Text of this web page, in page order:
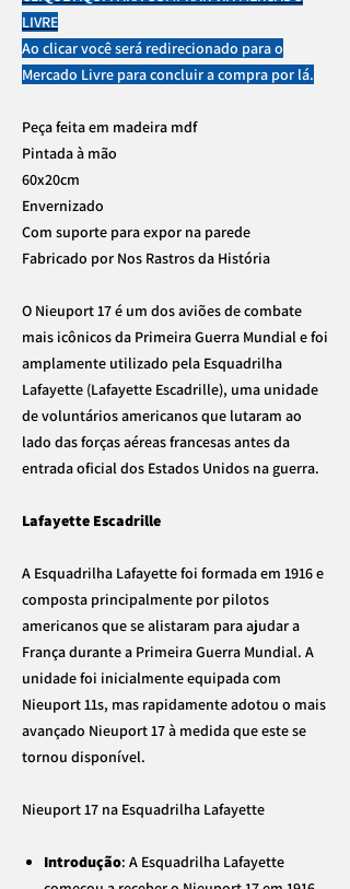
LIVRE
Ao clicar você será redirecionado para o
Mercado Livre para concluir a compra por lá.
Peça feita em madeira mdf
Pintada à mão
60x20cm
Envernizado
Com suporte para expor na parede
Fabricado por Nos Rastros da História
O Nieuport 17 é um dos aviões de combate
mais icônicos da Primeira Guerra Mundial e foi
amplamente utilizado pela Esquadrilha
Lafayette (Lafayette Escadrille), uma unidade
de voluntários americanos que lutaram ao
lado das forças aéreas francesas antes da
entrada oficial dos Estados Unidos na guerra.
Lafayette Escadrille
A Esquadrilha Lafayette foi formada em 1916 e
composta principalmente por pilotos
americanos que se alistaram para ajudar a
França durante a Primeira Guerra Mundial. A
unidade foi inicialmente equipada com
Nieuport 11s, mas rapidamente adotou o mais
avançado Nieuport 17 à medida que este se
tornou disponível.
Nieuport 17 na Esquadrilha Lafayette
Introdução: A Esquadrilha Lafayette